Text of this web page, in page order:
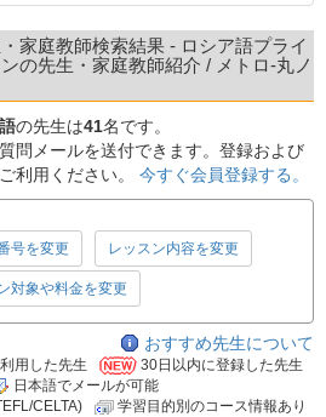
家庭教師検索結果 - ロシア語プライ
の先生・家庭教師紹介 / メトロ-丸ノ
の先生は41名です。
問メールを送付できます。登録および
利用ください。 今すぐ会員登録する。
号を変更 レッスン内容を変更
対象や料金を変更
おすすめ先生について
用した先生
30日以内に登録した先生
日本語でメールが可能
CELTA)
学習目的別のコース情報あり